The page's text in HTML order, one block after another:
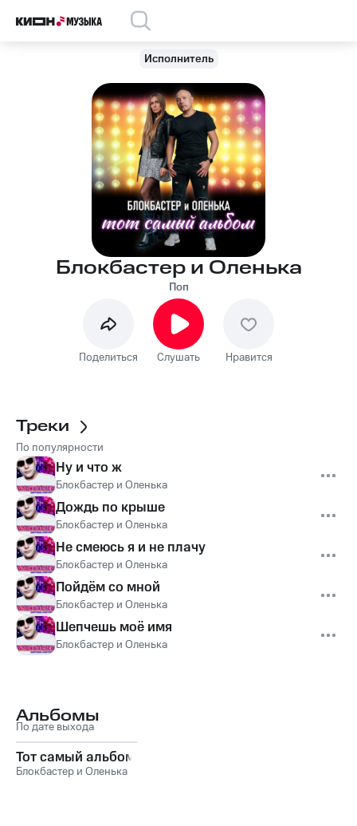
Исполнитель
Блокбастер и Оленька
Поп
Поделиться Слушать Нравится
Треки
По популярности
Ну и что ж
Блокбастер и Оленька
Дождь по крыше
Блокбастер и Оленька
Не смеюсь я и не плачу
Блокбастер и Оленька
Пойдём со мной
Блокбастер и Оленька
Шепчешь моё имя
Блокбастер и Оленька
Альбомы
По дате выхода
Тот самый альбом
Блокбастер и Оленька